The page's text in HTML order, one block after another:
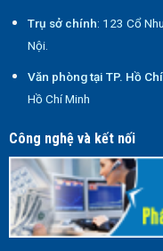
Trụ sở chính: 123 Cổ
Nội.
Văn phòng tại TP. Hồ
Hồ Chí Minh
Công nghệ và kết nối